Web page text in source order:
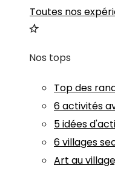
Toutes nos
Nos tops
Top des
6 activités
5 idées
6 villages
Art au